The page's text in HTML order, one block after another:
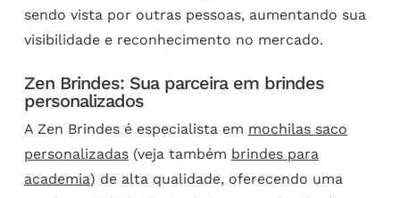
sendo vista por outras pessoas, aumentando sua
visibilidade e reconhecimento no mercado.
Zen Brindes: Sua parceira em brindes
personalizados
A Zen Brindes é especialista em mochilas saco
personalizadas(veja também brindes para
academia) de alta qualidade, oferecendo uma